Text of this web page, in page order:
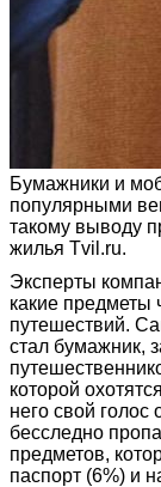
Бумажники и
популярными
такому выводу
жилья Tvil.ru.
Эксперты
какие предметы
путешествий.
стал бумажник,
которой
него свой голос
бесследно
предметов,
паспорт (6%) и